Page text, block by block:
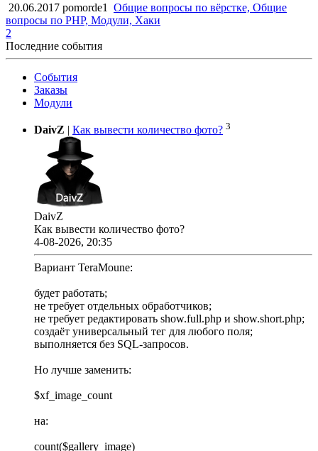
20.06.2017 pomorde1
Общие вопросы по вёрстке, Общие
вопросы по PHP, Модули, Хаки
2
Последние события
События
Заказы
Модули
DaivZ | Как вывести количество фото? 3
DaivZ
Как вывести количество фото?
4-08-2026, 20:35
Вариант TeraMoune:
будет работать;
не требует отдельных обработчиков;
не требует редактировать show.full.php и show.short.php;
создаёт универсальный тег для любого поля;
выполняется без SQL-запросов.
Но лучше заменить:
$xf_image_count
на:
count($gallery_image)